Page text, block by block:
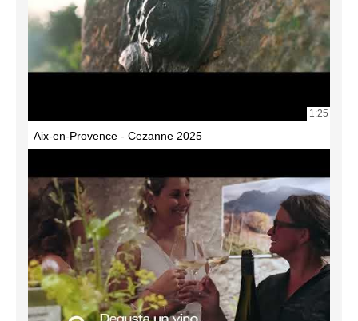
1:25
Aix-en-Provence - Cezanne 2025